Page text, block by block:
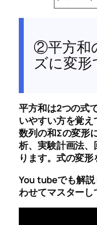
②平方和
ズに変形
平方和は2つの式
いやすい方を覚
数列の和Σの変形
析、実験計画法
ります。式の変形
You tubeでも解
わせてマスターし